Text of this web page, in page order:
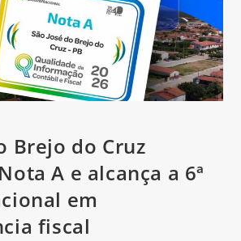
Brejo do Cruz
A e alcança a 6ª
em
fiscal